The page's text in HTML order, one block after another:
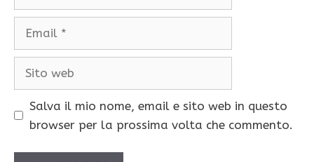
Salva il mio nome, email e sito web in questo
browser per la prossima volta che commento.